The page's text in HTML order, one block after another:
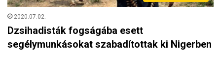
2020.07.02.
Dzsihadisták fogságába esett
segélymunkásokat szabadítottak ki Nigerben